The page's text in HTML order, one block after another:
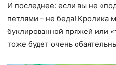
И последнее: если вы не
петлями – не беда! Кролика
буклированной пряжей или
тоже будет очень